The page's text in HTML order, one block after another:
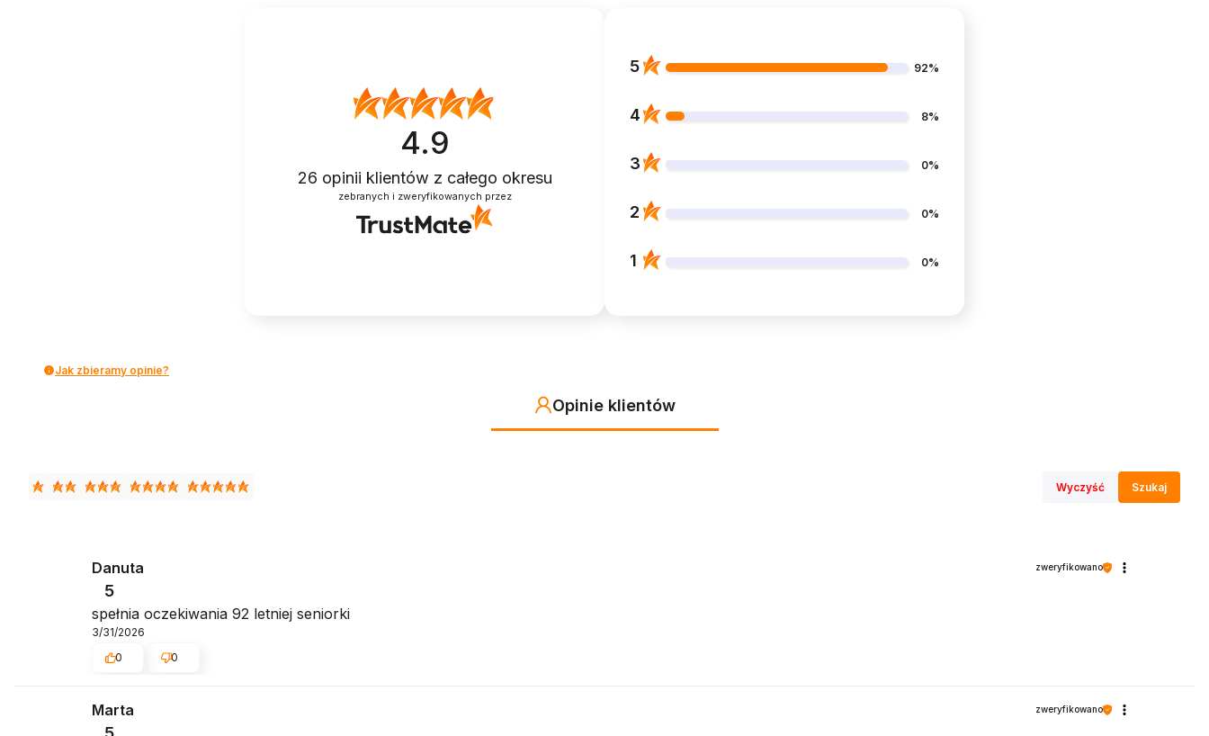
4.9
26 opinii klientów z całego okresu
zebranych i zweryfikowanych przez
5 92%
4 8%
3 0%
2 0%
1 0%
Jak zbieramy opinie?
Opinie klientów
Wyczyść Szukaj
Danuta zweryfikowano
5
spełnia oczekiwania 92 letniej seniorki
3/31/2026
0
0
Marta zweryfikowano